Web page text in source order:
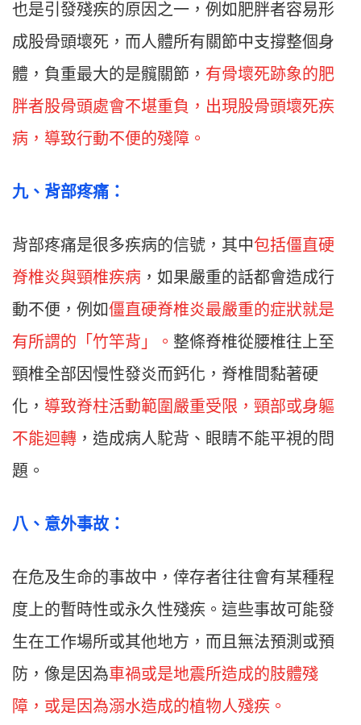
也是引發殘疾的原因之一，例如肥胖者容易形
成股骨頭壞死，而人體所有關節中支撐整個身
體，負重最大的是髖關節， 有骨壞死跡象的肥
胖者股骨頭處會不堪重負，出現股骨頭壞死疾
病，導致行動不便的殘障。
九、 背部疼痛：
背部疼痛是很多疾病的信號，其中包括僵直硬
脊椎炎與頸椎疾病 ，如果嚴重的話都會造成行
動不便，例如僵直硬脊椎炎最嚴重的症狀就是
有所謂的「竹竿背」。 整條脊椎從腰椎往上至
頸椎全部因慢性發炎而鈣化，脊椎間黏著硬
化， 導致脊柱活動範圍嚴重受限，頸部或身軀
不能迴轉 ，造成病人駝背、眼睛不能平視的問
題。
八 、意外事故：
在危及生命的事故中，倖存者往往會有某種程
度上的暫時性或永久性殘疾。這些事故可能發
生在工作場所或其他地方，而且無法預測或預
防，像是因為車禍或是地震所造成的肢體殘
障，或是因為溺水造成的植物人殘疾。